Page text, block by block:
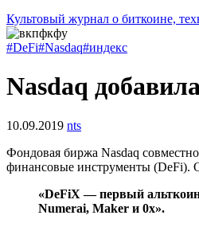
Культовый журнал о биткоине,
#DeFi#Nasdaq#индекс
Nasdaq
10.09.2019 nts
Фондовая биржа Nasdaq
финансовые инструменты (DeFi).
«DeFiX — первый
Numerai, Maker и 0x».